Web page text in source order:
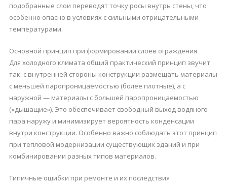
подобранные слои переводят точку росы внутрь стены, что
особенно опасно в условиях с сильными отрицательными
температурами.
Основной принцип при формировании слоёв ограждения
Для холодного климата общий практический принцип звучит
так: с внутренней стороны конструкции размещать материалы
с меньшей паропроницаемостью (более плотные), а с
наружной — материалы с большей паропроницаемостью
(«дышащие»). Это обеспечивает свободный выход водяного
пара наружу и минимизирует вероятность конденсации
внутри конструкции. Особенно важно соблюдать этот принцип
при тепловой модернизации существующих зданий и при
комбинировании разных типов материалов.
Типичные ошибки при ремонте и их последствия